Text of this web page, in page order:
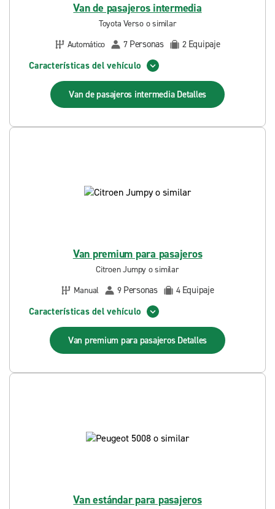
Van de pasajeros intermedia
Toyota Verso o similar
Automático
7 Personas 2 Equipaje
Características del vehículo
Van de pasajeros intermedia Detalles
Van premium para pasajeros
Citroen Jumpy o similar
Manual
9 Personas 4 Equipaje
Características del vehículo
Van premium para pasajeros Detalles
Van estándar para pasajeros